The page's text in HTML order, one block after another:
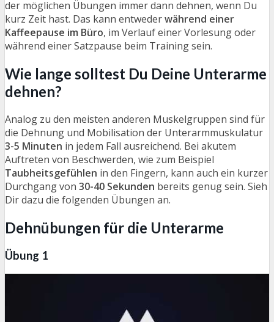
der möglichen Übungen immer dann dehnen, wenn Du
kurz Zeit hast. Das kann entwederwährend einer
Kaffeepause im Büro, im Verlauf einer Vorlesung oder
während einer Satzpause beim Training sein.
Wie lange solltest Du Deine Unterarme
dehnen?
Analog zu den meisten anderen Muskelgruppen sind für
die Dehnung und Mobilisation der Unterarmmuskulatur
3-5 Minuten in jedem Fall ausreichend. Bei akutem
Auftreten von Beschwerden, wie zum Beispiel
Taubheitsgefühlen in den Fingern, kann auch ein kurzer
Durchgang von 30-40 Sekunden bereits genug sein. Sieh
Dir dazu die folgenden Übungen an.
Dehnübungen für die Unterarme
Übung 1